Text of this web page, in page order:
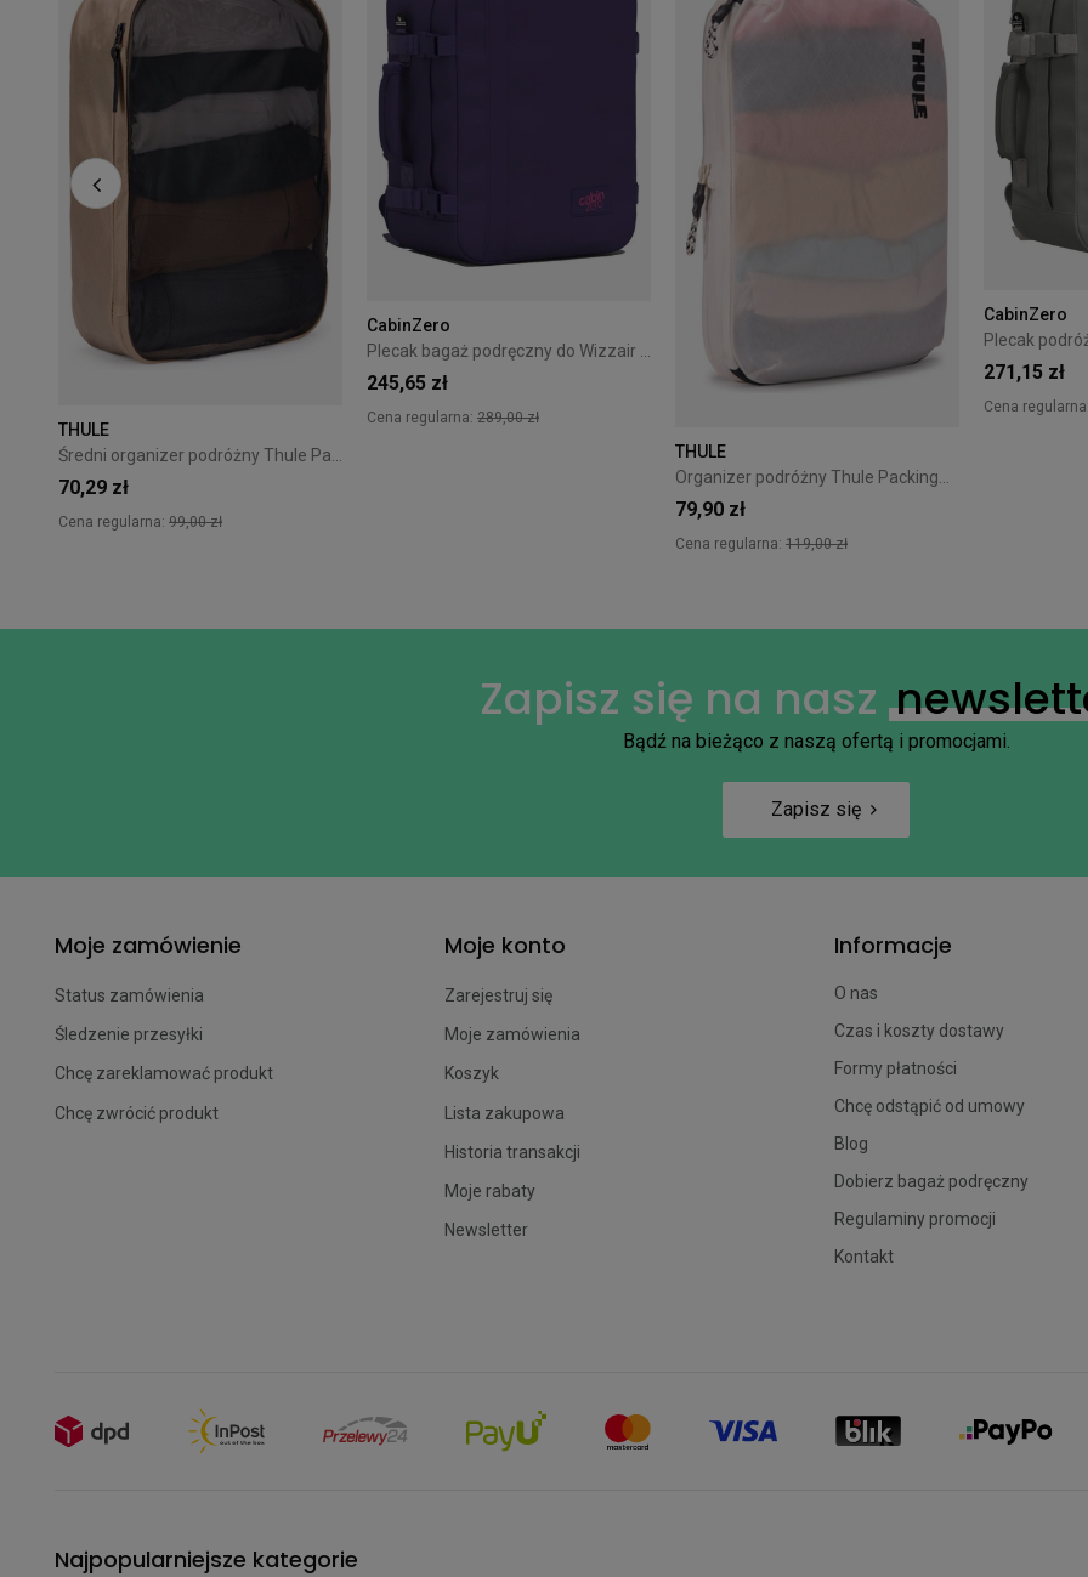
THULE
70,29 zł
Cena regularna: 99,00 zł
CabinZero
245,65 zł
Cena regularna: 289,00 zł
THULE
79,90 zł
Cena regularna: 119,00 zł
CabinZero
271,15 zł
Cena
Zapisz się na nasz
Bądź na bieżąco z naszą ofertą i promocjami.
Zapisz się
Moje zamówienie
Status zamówienia
Śledzenie przesyłki
Chcę zareklamować produkt
Chcę zwrócić produkt
Moje konto
Zarejestruj się
Moje zamówienia
Koszyk
Lista zakupowa
Historia transakcji
Moje rabaty
Newsletter
Informacje
O nas
Czas i koszty dostawy
Formy płatności
Chcę odstąpić od umowy
Blog
Dobierz bagaż podręczny
Regulaminy promocji
Kontakt
Najpopularniejsze kategorie